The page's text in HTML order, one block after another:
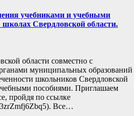
учебниками и учебными
Свердловской области.
области совместно с
муниципальных образований
школьников Свердловской
пособиями. Приглашаем
пройдя по ссылке
Все…